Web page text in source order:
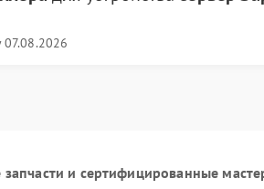
07.08.2026
и сертифицированные